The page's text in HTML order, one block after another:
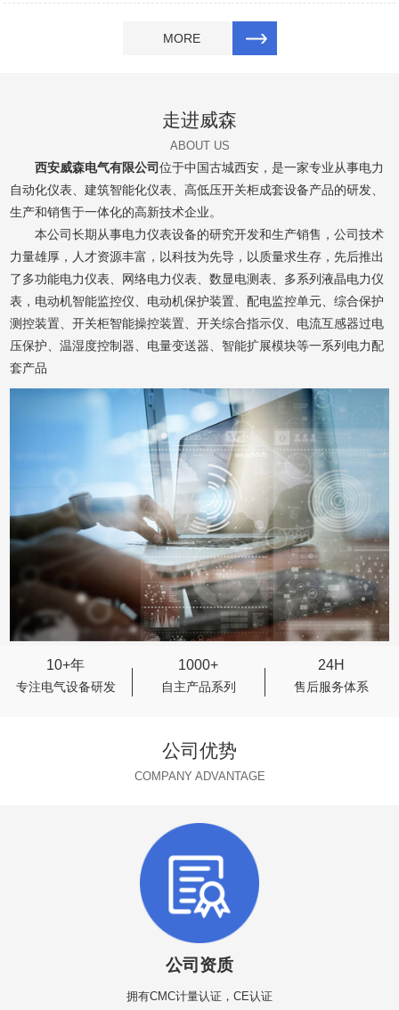
MORE
走进威森
ABOUT US
西安威森电气有限公司位于中国古城西安，是一家专业从事电力
自动化仪表、建筑智能化仪表、高低压开关柜成套设备产品的研发、
生产和销售于一体化的高新技术企业。
本公司长期从事电力仪表设备的研究开发和生产销售，公司技术
力量雄厚，人才资源丰富，以科技为先导，以质量求生存，先后推出
了多功能电力仪表、网络电力仪表、数显电测表、多系列液晶电力仪
表，电动机智能监控仪、电动机保护装置、配电监控单元、综合保护
测控装置、开关柜智能操控装置、开关综合指示仪、电流互感器过电
压保护、温湿度控制器、电量变送器、智能扩展模块等一系列电力配
套产品
10+年
专注电气设备研发
1000+
自主产品系列
24H
售后服务体系
公司优势
COMPANY ADVANTAGE
公司资质
拥有CMC计量认证，CE认证